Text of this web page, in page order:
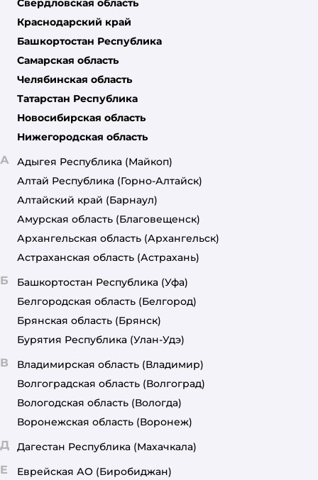
Свердловская область
Краснодарский край
Башкортостан Республика
Самарская область
Челябинская область
Татарстан Республика
Новосибирская область
Нижегородская область
А Адыгея Республика (Майкоп)
Алтай Республика (Горно-Алтайск)
Алтайский край (Барнаул)
Амурская область (Благовещенск)
Архангельская область (Архангельск)
Астраханская область (Астрахань)
Б Башкортостан Республика (Уфа)
Белгородская область (Белгород)
Брянская область (Брянск)
Бурятия Республика (Улан-Удэ)
В Владимирская область (Владимир)
Волгоградская область (Волгоград)
Вологодская область (Вологда)
Воронежская область (Воронеж)
Д Дагестан Республика (Махачкала)
Е Еврейская АО (Биробиджан)